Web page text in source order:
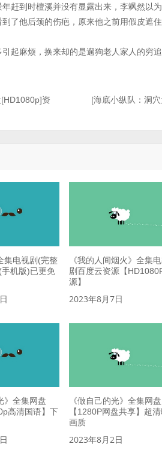
赶到时檀溪并没有显露出来，李飒然以
了他后颈的伤疤，原来他之前用假皮遮
起麻烦，换来却的是遛狗老人家人的穷追
资
[海底小纵队：洞
集电视剧(完整
机版)已更免
《我的人间烟火》全集
剧百度云资源【
源】
2023年8月7日
》全集网盘
高清国语】下
《做自己的光》全集网盘
【1280P网盘共享】超
画质
2023年8月2日